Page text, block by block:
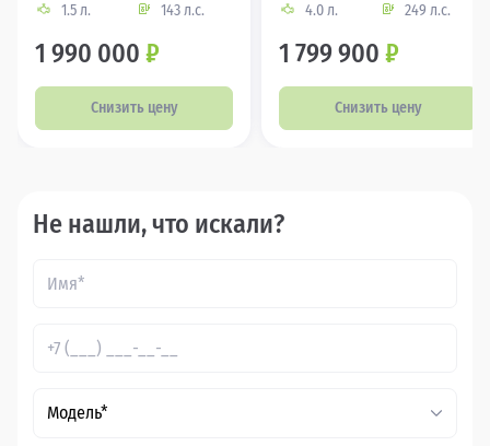
1.5 л.
143 л.с.
1 990 000 ₽
Снизить цену
4.0 л.
249 л.с.
1 799 900 ₽
Снизить цену
Не нашли, что искали?
Модель*